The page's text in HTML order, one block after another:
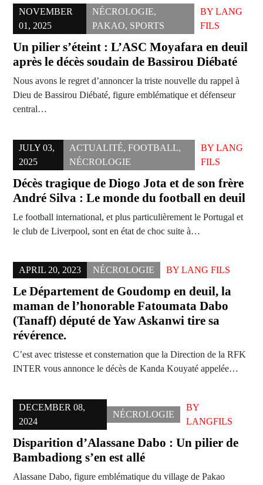
NOVEMBER
01, 2025
NÉCROLOGIE,
PAKAO, SPORTS
BY LANG
FILS
Un pilier s’éteint : L’ASC Moyafara en deuil
après le décès soudain de Bassirou Diébaté
Nous avons le regret d’annoncer la triste nouvelle du rappel à
Dieu de Bassirou Diébaté, figure emblématique et défenseur
central…
JULY 03,
2025
ACTUALITÉ,FOOTBALL,
NÉCROLOGIE
BY LANG
FILS
Décès tragique de Diogo Jota et de son frère
André Silva : Le monde du football en deuil
Le football international, et plus particulièrement le Portugal et
le club de Liverpool, sont en état de choc suite à…
APRIL 20, 2023 NÉCROLOGIE BY LANG FILS
Le Département de Goudomp en deuil, la
maman de l’honorable Fatoumata Dabo
(Tanaff) député de Yaw Askanwi tire sa
révérence.
C’est avec tristesse et consternation que la Direction de la RFK
INTER vous annonce le décès de Kanda Kouyaté appelée…
DECEMBER 08,
2024
NÉCROLOGIE
BY
LANGFILS
Disparition d’Alassane Dabo : Un pilier de
Bambadiong s’en est allé
Alassane Dabo, figure emblématique du village de Pakao